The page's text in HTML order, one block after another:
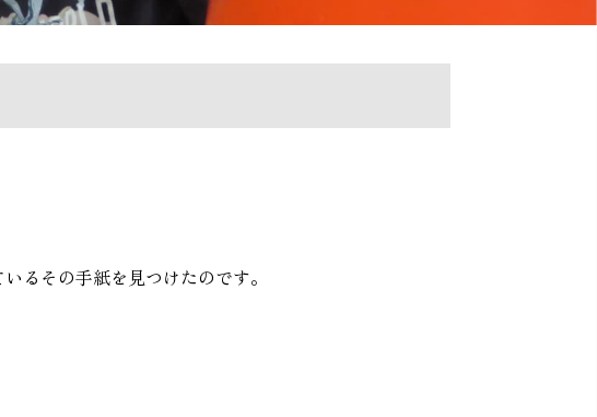
るその手紙を見つけたのです。